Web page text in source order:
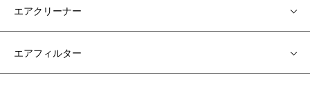
エアクリーナー
エアフィルター